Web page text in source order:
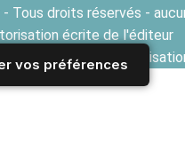
vos préférences
- Tous droits réservés -
écrite de l'éditeur
générales